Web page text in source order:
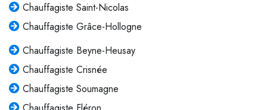
Chauffagiste Saint-Nicolas
Chauffagiste Grâce-Hollogne
Chauffagiste Beyne-Heusay
Chauffagiste Crisnée
Chauffagiste Soumagne